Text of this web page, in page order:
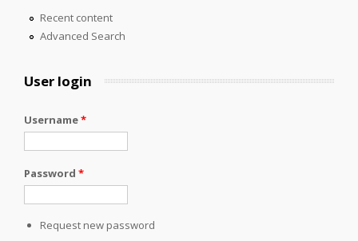
Recent content
Advanced Search
User login
Username*
Password *
Request new password